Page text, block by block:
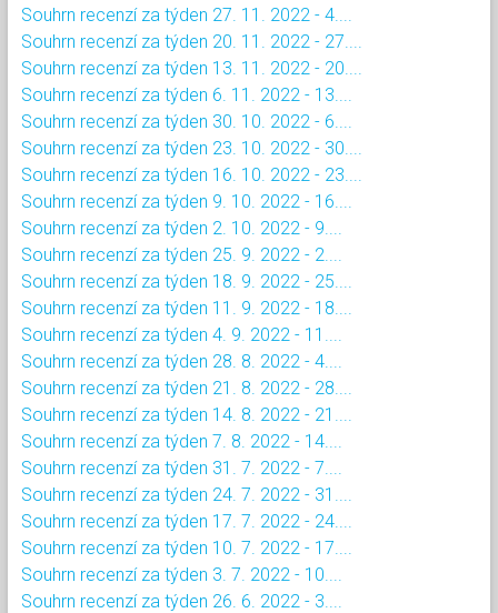
Souhrn recenzí za týden 27. 11. 2022 - 4....
Souhrn recenzí za týden 20. 11. 2022 - 27....
Souhrn recenzí za týden 13. 11. 2022 - 20....
Souhrn recenzí za týden 6. 11. 2022 - 13....
Souhrn recenzí za týden 30. 10. 2022 - 6....
Souhrn recenzí za týden 23. 10. 2022 - 30....
Souhrn recenzí za týden 16. 10. 2022 - 23....
Souhrn recenzí za týden 9. 10. 2022 - 16....
Souhrn recenzí za týden 2. 10. 2022 - 9....
Souhrn recenzí za týden 25. 9. 2022 - 2....
Souhrn recenzí za týden 18. 9. 2022 - 25....
Souhrn recenzí za týden 11. 9. 2022 - 18....
Souhrn recenzí za týden 4. 9. 2022 - 11....
Souhrn recenzí za týden 28. 8. 2022 - 4....
Souhrn recenzí za týden 21. 8. 2022 - 28....
Souhrn recenzí za týden 14. 8. 2022 - 21....
Souhrn recenzí za týden 7. 8. 2022 - 14....
Souhrn recenzí za týden 31. 7. 2022 - 7....
Souhrn recenzí za týden 24. 7. 2022 - 31....
Souhrn recenzí za týden 17. 7. 2022 - 24....
Souhrn recenzí za týden 10. 7. 2022 - 17....
Souhrn recenzí za týden 3. 7. 2022 - 10....
Souhrn recenzí za týden 26. 6. 2022 - 3....